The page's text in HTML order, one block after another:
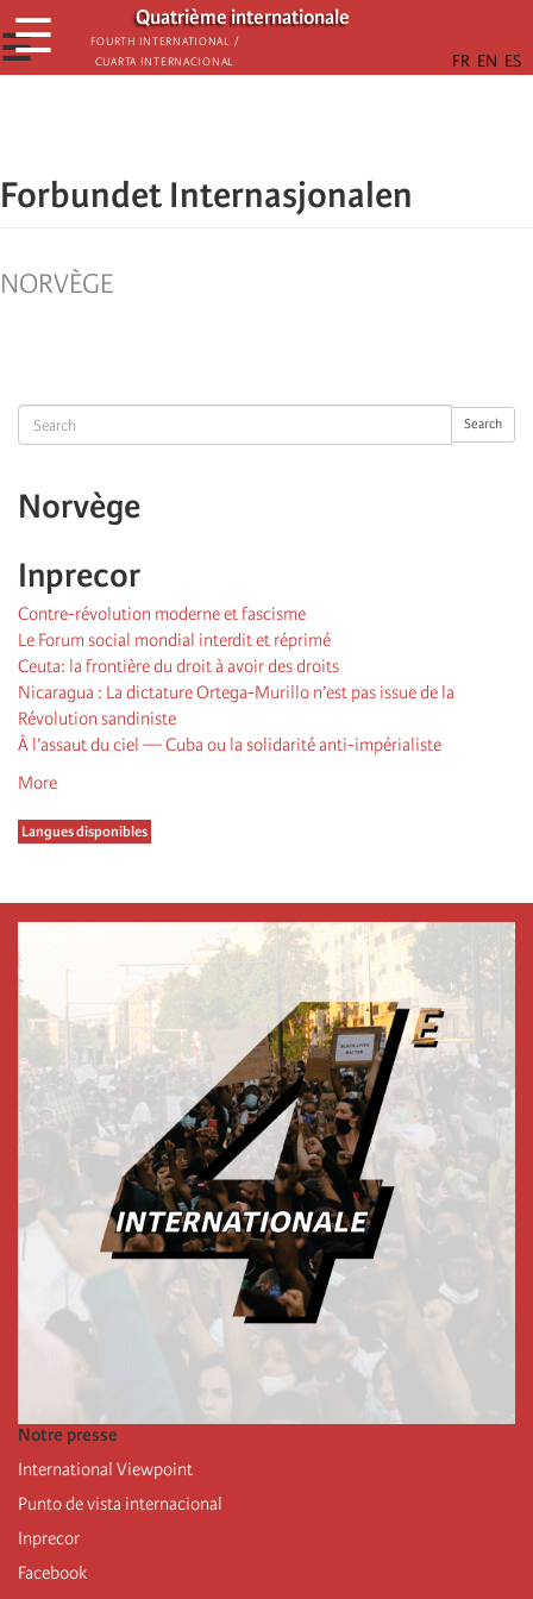
Aller
au
contenu
Quatrième internationale
Fourth International /
Cuarta Internacional
☰
☰
Search Search
Norvège
Inprecor
Contre-révolution moderne et fascisme
Le Forum social mondial interdit et réprimé
Ceuta: la frontière du droit à avoir des droits
Nicaragua : La dictature Ortega-Murillo n’est pas issue de la
Révolution sandiniste
À l’assaut du ciel — Cuba ou la solidarité anti-impérialiste
More
Langues disponibles
Forbundet Internasjonalen
NORVÈGE
Notre presse
International Viewpoint
Punto de vista internacional
Inprecor
Facebook